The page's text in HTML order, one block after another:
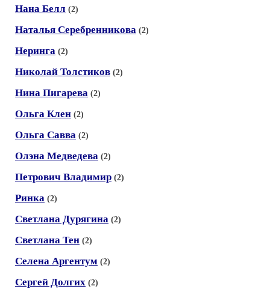
Нана Белл (2)
Наталья Серебренникова (2)
Неринга (2)
Николай Толстиков (2)
Нина Пигарева (2)
Ольга Клен (2)
Ольга Савва (2)
Олэна Медведева (2)
Петрович Владимир (2)
Ринка (2)
Светлана Дурягина (2)
Светлана Тен (2)
Селена Аргентум (2)
Сергей Долгих (2)